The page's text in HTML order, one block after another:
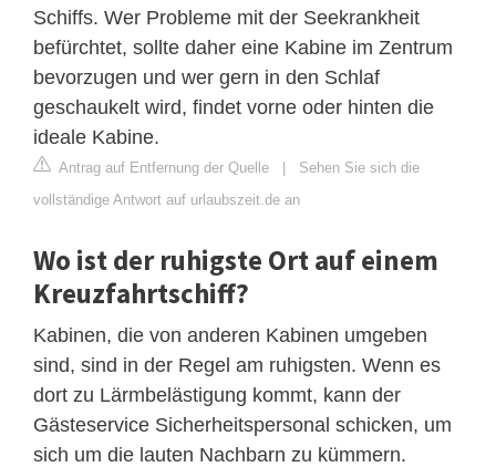
Schiffs. Wer Probleme mit der Seekrankheit
befürchtet, sollte daher eine Kabine im Zentrum
bevorzugen und wer gern in den Schlaf
geschaukelt wird, findet vorne oder hinten die
ideale Kabine.
Antrag auf Entfernung der Quelle | Sehen Sie sich die
vollständige Antwort auf urlaubszeit.de an
Wo ist der ruhigste Ort auf einem
Kreuzfahrtschiff?
Kabinen, die von anderen Kabinen umgeben
sind, sind in der Regel am ruhigsten. Wenn es
dort zu Lärmbelästigung kommt, kann der
Gästeservice Sicherheitspersonal schicken, um
sich um die lauten Nachbarn zu kümmern.